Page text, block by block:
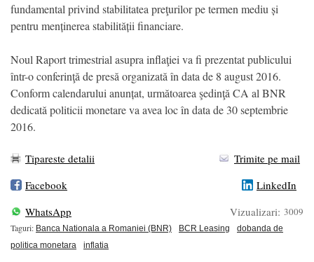
fundamental privind stabilitatea preţurilor pe termen mediu și
pentru menținerea stabilității financiare.
Noul Raport trimestrial asupra inflaţiei va fi prezentat publicului
într-o conferinţă de presă organizată în data de 8 august 2016.
Conform calendarului anunțat, următoarea şedinţă CA al BNR
dedicată politicii monetare va avea loc în data de 30 septembrie
2016.
Tipareste detalii
Trimite pe mail
Facebook
LinkedIn
WhatsApp
Vizualizari: 3009
Taguri: Banca Nationala a Romaniei (BNR) BCR Leasing
dobanda de
politica monetara
inflatia